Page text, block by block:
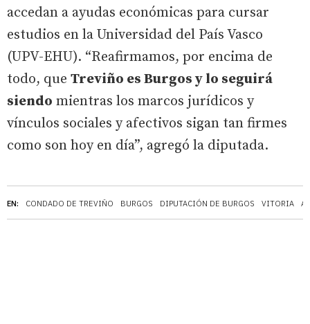
EN: CONDADO DE TREVIÑO BURGOS DIPUTACIÓN DE BURGOS VITORIA
accedan a ayudas económicas para cursar
estudios en la Universidad del País Vasco
(UPV-EHU). “Reafirmamos, por encima de
todo, que Treviño es Burgos y lo seguirá
siendo mientras los marcos jurídicos y
vínculos sociales y afectivos sigan tan firmes
como son hoy en día”, agregó la diputada.